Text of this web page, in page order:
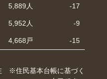
5,889人 -17
5,952人 -9
4,668戸 -15
※住民基本台帳に基づく